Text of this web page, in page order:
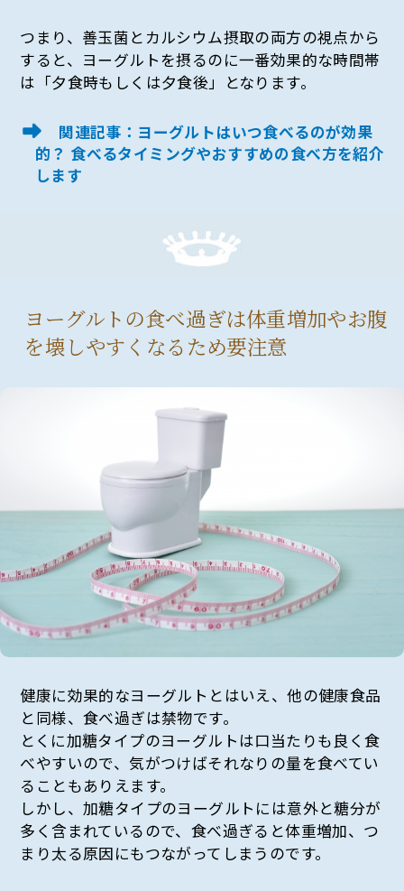
つまり、善玉菌とカルシウム摂取の両方の視点から
すると、ヨーグルトを摂るのに一番効果的な時間帯
は「夕食時もしくは夕食後」となります。
関連記事：ヨーグルトはいつ食べるのが効果
的？ 食べるタイミングやおすすめの食べ方を紹介
します
ヨーグルトの食べ過ぎは体重増加やお腹
を壊しやすくなるため要注意
健康に効果的なヨーグルトとはいえ、他の健康食品
と同様、食べ過ぎは禁物です。
とくに加糖タイプのヨーグルトは口当たりも良く食
べやすいので、気がつけばそれなりの量を食べてい
ることもありえます。
しかし、加糖タイプのヨーグルトには意外と糖分が
多く含まれているので、食べ過ぎると体重増加、つ
まり太る原因にもつながってしまうのです。